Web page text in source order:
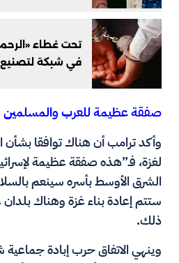
تحت غطاء
في شبكة لتصنيع
صفقة عظيمة للعرب والمسلمين
وأكد ترامب أن هناك توافقا بشأن
لغزة، فـ”هذه صفقة عظيمة
الشرق الأوسط بأسره سينعم
ستتم إعادة بناء غزة وهناك
ذلك.
وينهي الاتفاق حرب إبادة جماعية